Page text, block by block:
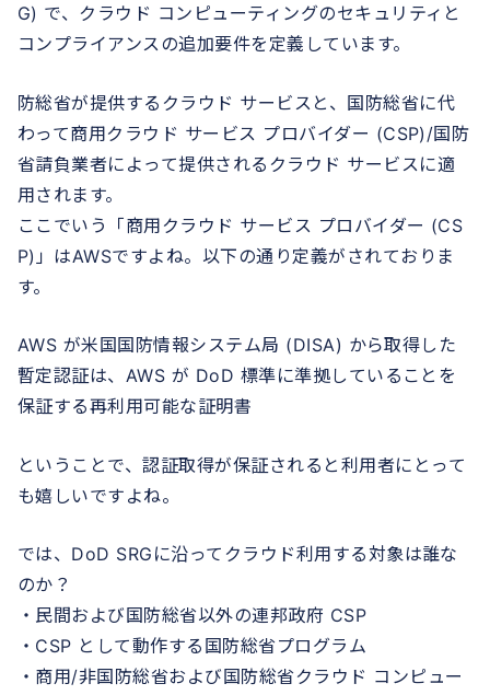
G) で、クラウド コンピューティングのセキュリティと
コンプライアンスの追加要件を定義しています。
防総省が提供するクラウド サービスと、国防総省に代
わって商用クラウド サービス プロバイダー (CSP)/国防
省請負業者によって提供されるクラウド サービスに適
用されます。
ここでいう「商用クラウド サービス プロバイダー (CS
P)」はAWSですよね。以下の通り定義がされておりま
す。
AWS が米国国防情報システム局 (DISA) から取得した
暫定認証は、AWS が DoD 標準に準拠していることを
保証する再利用可能な証明書
ということで、認証取得が保証されると利用者にとって
も嬉しいですよね。
では、DoD SRGに沿ってクラウド利用する対象は誰な
のか？
・民間および国防総省以外の連邦政府 CSP
・CSP として動作する国防総省プログラム
・商用/非国防総省および国防総省クラウド コンピュー